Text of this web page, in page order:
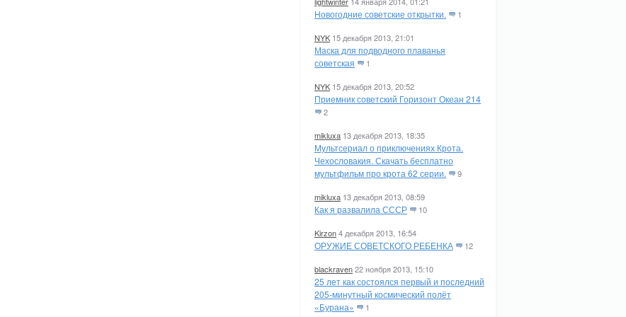
Новогодние советские открытки. 1
NYK 15 декабря 2013, 21:01
Маска для подводного плаванья
советская
1
NYK 15 декабря 2013, 20:52
Приемник советский Горизонт Океан 214
2
mikluxa 13 декабря 2013, 18:35
Мультсериал о приключениях Крота.
Чехословакия. Скачать бесплатно
мультфильм про крота 62 серии.
9
mikluxa 13 декабря 2013, 08:59
Как я развалила СССР 10
Kirzon4 декабря 2013, 16:54
ОРУЖИЕ СОВЕТСКОГО РЕБЕНКА 12
blackraven22 ноября 2013, 15:10
25 лет как состоялся первый и последний
205-минутный космический полёт
«Бурана»
1